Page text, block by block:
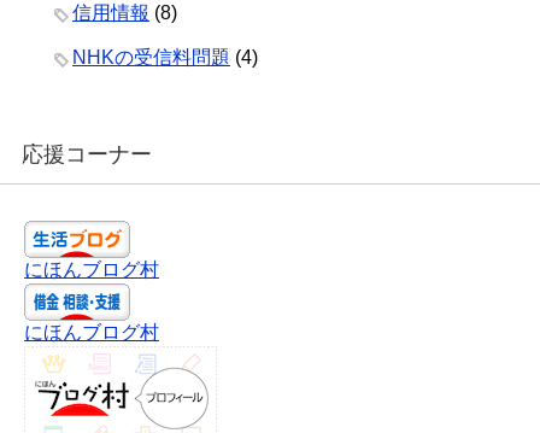
信用情報 (8)
NHKの受信料問題 (4)
応援コーナー
にほんブログ村
にほんブログ村